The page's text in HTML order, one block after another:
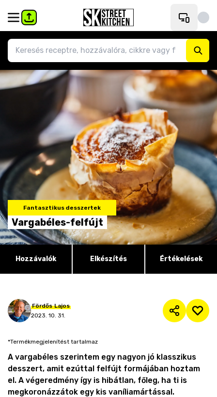
Fantasztikus desszertek
Vargabéles-felfújt
Hozzávalók Elkészítés Értékelések
Fördős Lajos
2023. 10. 31.
*Termékmegjelenítést tartalmaz
A vargabéles szerintem egy nagyon jó klasszikus
desszert, amit ezúttal felfújt formájában hoztam
el. A végeredmény így is hibátlan, főleg, ha ti is
megkoronázzátok egy kis vaníliamártással.